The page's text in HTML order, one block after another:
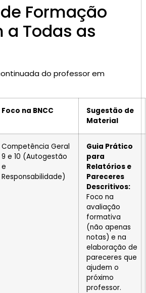
Formação
Todas as
do professor em
Foco na BNCC
Sugestão de
Material
Competência Geral
9 e 10 (Autogestão
e
Responsabilidade)
Guia Prático
para
Relatórios e
Pareceres
Descritivos:
Foco na
avaliação
formativa
(não apenas
notas) e na
elaboração de
pareceres que
ajudem o
próximo
professor.